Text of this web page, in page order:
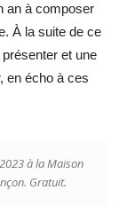
an à composer
À la suite de ce
et une
en écho à ces
à la Maison
Gratuit.